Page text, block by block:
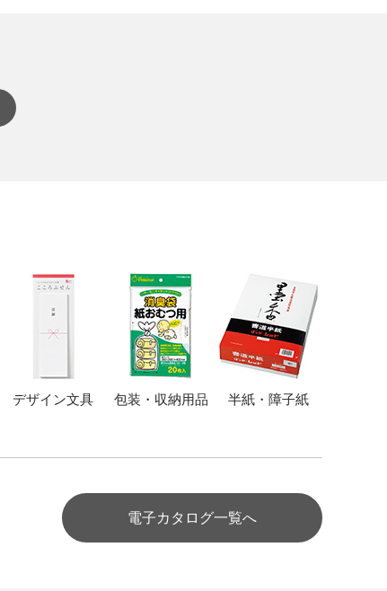
デザイン文具 包装・収納用品 半紙・障子紙
電子カタログ一覧へ